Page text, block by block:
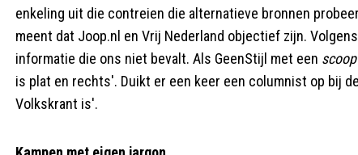
enkeling uit die contreien die alternatieve bronnen
meent dat Joop.nl en Vrij Nederland objectief zijn.
informatie die ons niet bevalt. Als GeenStijl met een scoop
is plat en rechts'. Duikt er een keer een columnist op bij
Volkskrant is'.